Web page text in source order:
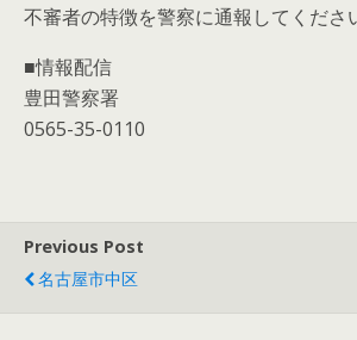
不審者の特徴を警察に通報してくださ
■情報配信
豊田警察署
0565-35-0110
Previous Post
名古屋市中区